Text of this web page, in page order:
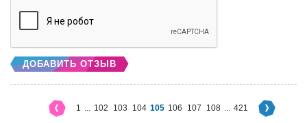
ДОБАВИТЬ ОТЗЫВ
1 ... 102 103 104 105 106 107 108 ... 421